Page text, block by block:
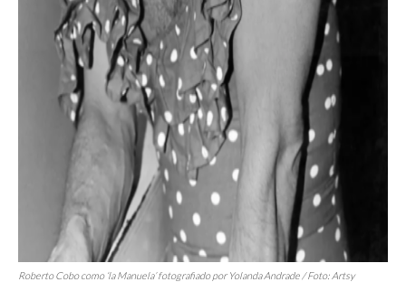
Roberto Cobo como ‘la Manuela’ fotografiado por Yolanda Andrade / Foto: Artsy